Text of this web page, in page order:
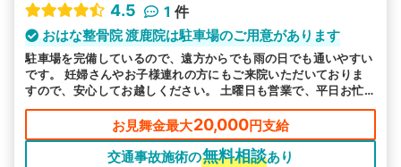
駅から探す 院名から探す
4.5
1 件
おはな整骨院 渡鹿院は駐車場のご用意があります
駐車場を完備しているので、遠方からでも雨の日でも通いやすい
です。 妊婦さんやお子様連れの方にもご来院いただいておりま
すので、安心してお越しください。 土曜日も営業で、平日お忙
しい方も通いやすい環境をご用意しています。
お見舞金最大20,000円支給
交通事故施術の無料相談あり